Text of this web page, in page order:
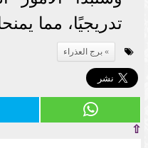
تدريجيًا، مما
برج العذراء
⇧